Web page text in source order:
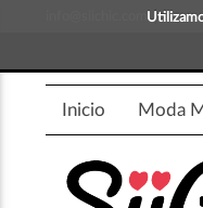
Inicio Moda